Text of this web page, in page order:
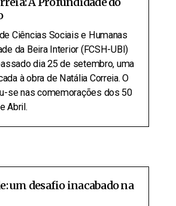
Ciências Sociais e Humanas
da Beira Interior (FCSH-UBI)
dia 25 de setembro, uma
à obra de Natália Correia. O
se nas comemorações dos 50
Abril.
um desafio inacabado na